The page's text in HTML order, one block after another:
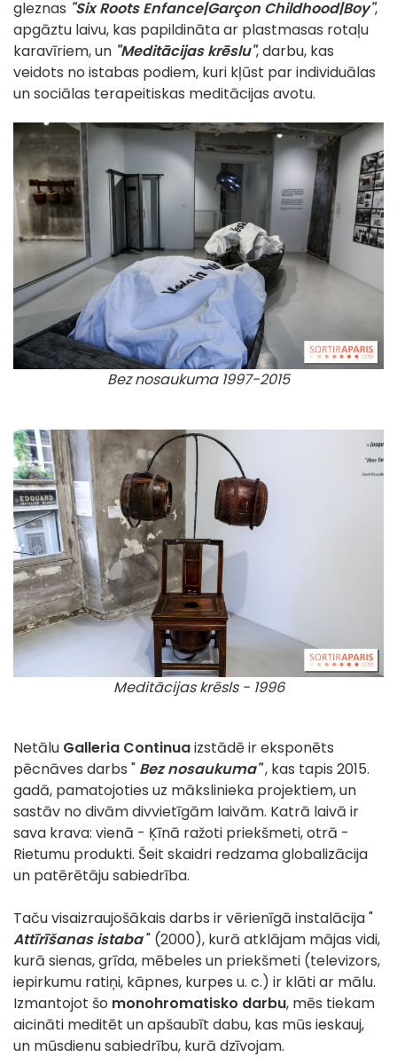
gleznas "Six Roots Enfance|Garçon Childhood|Boy",
apgāztu laivu, kas papildināta ar plastmasas rotaļu
karavīriem, un "Meditācijas krēslu", darbu, kas
veidots no istabas podiem, kuri kļūst par individuālas
un sociālas terapeitiskas meditācijas avotu.
Bez nosaukuma 1997-2015
Meditācijas krēsls - 1996
Netālu Galleria Continuaizstādē ir eksponēts
pēcnāves darbs " Bez nosaukuma", kas tapis 2015.
gadā, pamatojoties uz mākslinieka projektiem, un
sastāv no divām divvietīgām laivām. Katrā laivā ir
sava krava: vienā - Ķīnā ražoti priekšmeti, otrā -
Rietumu produkti. Šeit skaidri redzama globalizācija
un patērētāju sabiedrība.
Taču visaizraujošākais darbs ir vērienīgā instalācija "
Attīrīšanas istaba" (2000), kurā atklājam mājas vidi,
kurā sienas, grīda, mēbeles un priekšmeti (televizors,
iepirkumu ratiņi, kāpnes, kurpes u. c.) ir klāti ar mālu.
Izmantojot šo monohromatisko darbu, mēs tiekam
aicināti meditēt un apšaubīt dabu, kas mūs ieskauj,
un mūsdienu sabiedrību, kurā dzīvojam.